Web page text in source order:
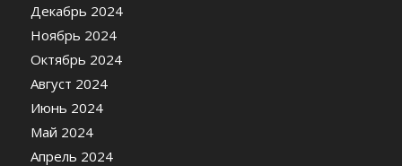
Декабрь 2024
Ноябрь 2024
Октябрь 2024
Август 2024
Июнь 2024
Май 2024
Апрель 2024